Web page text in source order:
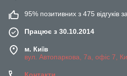
95% позитивних з 475 відгуків
Працює з 30.10.2014
м. Київ
вул. Автопаркова, 7а, офіс 7,